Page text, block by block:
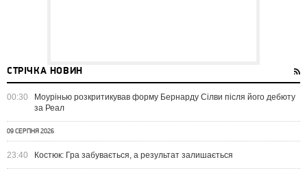
СТРІЧКА НОВИН
00:30
Моурінью розкритикував форму Бернарду Сілви після його дебюту
за Реал
09 СЕРПНЯ 2026
23:40 Костюк: Гра забувається, а результат залишається